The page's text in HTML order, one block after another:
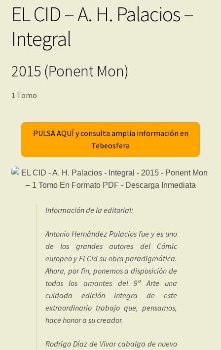
EL CID – A. H. Palacios –
Integral
2015 (Ponent Mon)
1 Tomo
PULSA AQUÍ y consulta amplia información en
Tebeosfera
Información de la editorial:
Antonio Hernández Palacios fue y es uno
de los grandes autores del Cómic
europeo y El Cid su obra paradigmática.
Ahora, por fin, ponemos a disposición de
todos los amantes del 9º Arte una
cuidada edición integra de este
extraordinario trabajo que, pensamos,
hace honor a su creador.
Rodrigo Díaz de Vivar cabalga de nuevo